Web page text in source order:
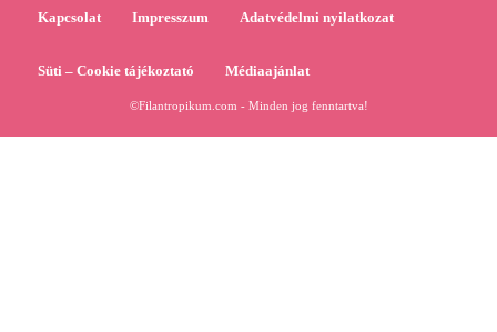
Kapcsolat Impresszum Adatvédelmi nyilatkozat
Süti – Cookie tájékoztató Médiaajánlat
©Filantropikum.com - Minden jog fenntartva!